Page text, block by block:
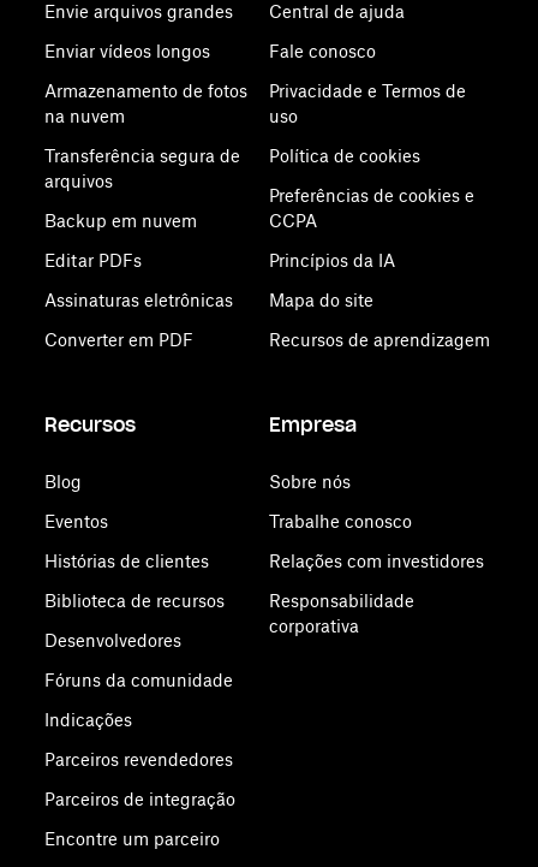
Envie arquivos grandes
Enviar vídeos longos
Armazenamento de fotos
na nuvem
Transferência segura de
arquivos
Backup em nuvem
Editar PDFs
Assinaturas eletrônicas
Converter em PDF
Central de ajuda
Fale conosco
Privacidade e Termos de
uso
Política de cookies
Preferências de cookies e
CCPA
Princípios da IA
Mapa do site
Recursos de aprendizagem
Recursos
Blog
Eventos
Histórias de clientes
Biblioteca de recursos
Desenvolvedores
Fóruns da comunidade
Indicações
Parceiros revendedores
Parceiros de integração
Encontre um parceiro
Empresa
Sobre nós
Trabalhe conosco
Relações com investidores
Responsabilidade
corporativa